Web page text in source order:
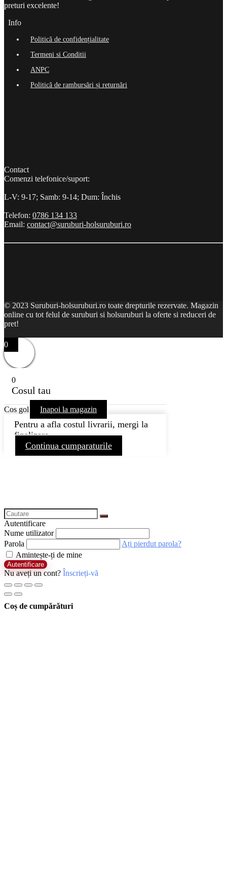
preturi excelente!
Info
Politică de confidențialitate
Termeni si Conditii
ANPC
Politică de rambursări și returnări
Contact
Comenzi telefonice/suport:
L-V: 9-17; Samb: 9-14; Dum: Închis
Telefon: 0786 134 133
Email: contact@suruburi-holsuruburi.ro
© 2023 Suruburi-holsuruburi.ro toate drepturile rezervate. Magazin
online cu tot felul de suruburi si holsuruburi la oferte si reduceri de
pret!
0
0
Cosul tau
Cos gol Inapoi la magazin
Pentru a afla costul livrarii, mergi la
finalizare
Continua cumparaturile
Autentificare
Nume utilizator
Parola
Ați pierdut parola?
Amintește-ți de mine
Autentificare
Nu aveți un cont? Înscrieți-vă
Coș de cumpărături